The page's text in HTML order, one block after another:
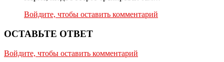
Войдите, чтобы оставить комментарий
ОСТАВЬТЕ ОТВЕТ
Войдите, чтобы оставить комментарий